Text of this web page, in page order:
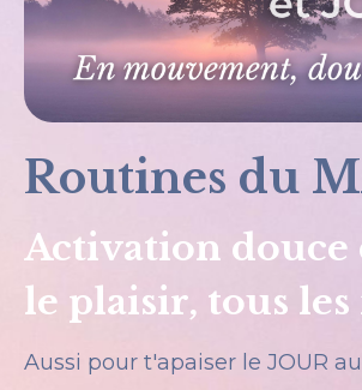
Routines du
Activation douce
le plaisir, tous
Aussi pour t'apaiser le JOUR